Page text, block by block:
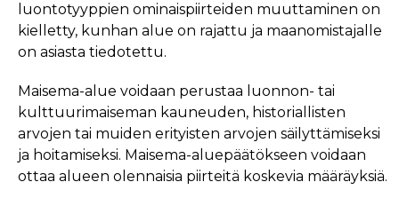
luontotyyppien ominaispiirteiden muuttaminen on
kielletty, kunhan alue on rajattu ja maanomistajalle
on asiasta tiedotettu.
Maisema-alue voidaan perustaa luonnon- tai
kulttuurimaiseman kauneuden, historiallisten
arvojen tai muiden erityisten arvojen säilyttämiseksi
ja hoitamiseksi. Maisema-aluepäätökseen voidaan
ottaa alueen olennaisia piirteitä koskevia määräyksiä.